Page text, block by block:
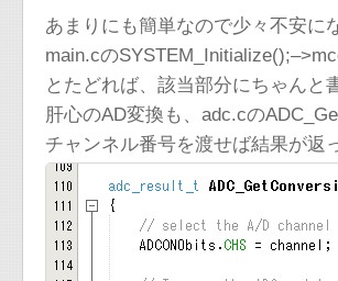
あまりにも簡単なので少々不安に
main.cの
とたどれば、該当部分にちゃんと
肝心のAD変換も、adc.cの
チャンネル番号を渡せば結果が返